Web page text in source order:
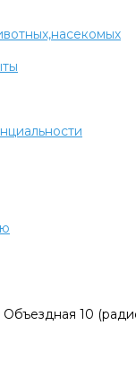
Объездная 10